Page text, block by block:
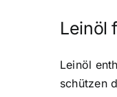
Leinöl
Leinöl
schützen